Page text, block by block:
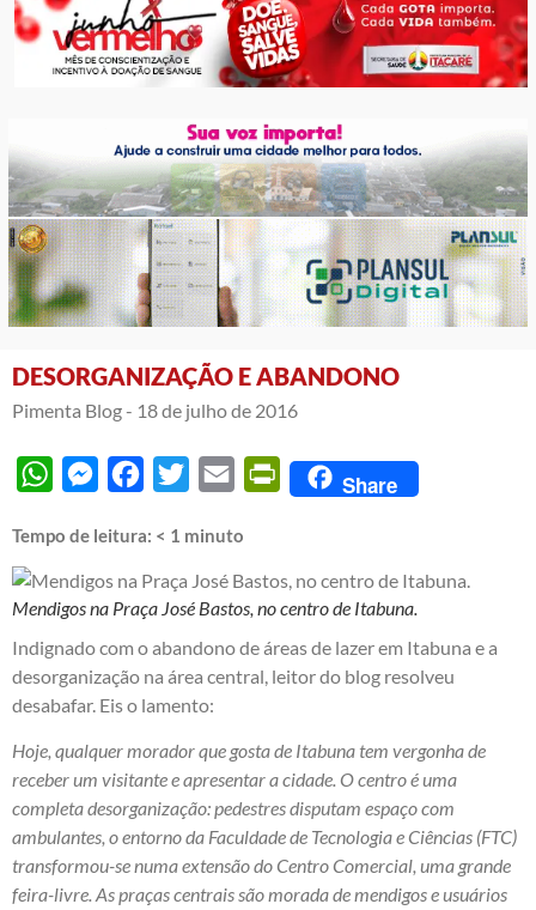
DESORGANIZAÇÃO E ABANDONO
Pimenta Blog - 18 de julho de 2016
WhatsAppMessengerFacebook
Twitter Email PrintFriendly
Share
Tempo de leitura: < 1 minuto
Mendigos na Praça José Bastos, no centro de Itabuna.
Indignado com o abandono de áreas de lazer em Itabuna e a
desorganização na área central, leitor do blog resolveu
desabafar. Eis o lamento:
Hoje, qualquer morador que gosta de Itabuna tem vergonha de
receber um visitante e apresentar a cidade. O centro é uma
completa desorganização: pedestres disputam espaço com
ambulantes, o entorno da Faculdade de Tecnologia e Ciências (FTC)
transformou-se numa extensão do Centro Comercial, uma grande
feira-livre. As praças centrais são morada de mendigos e usuários